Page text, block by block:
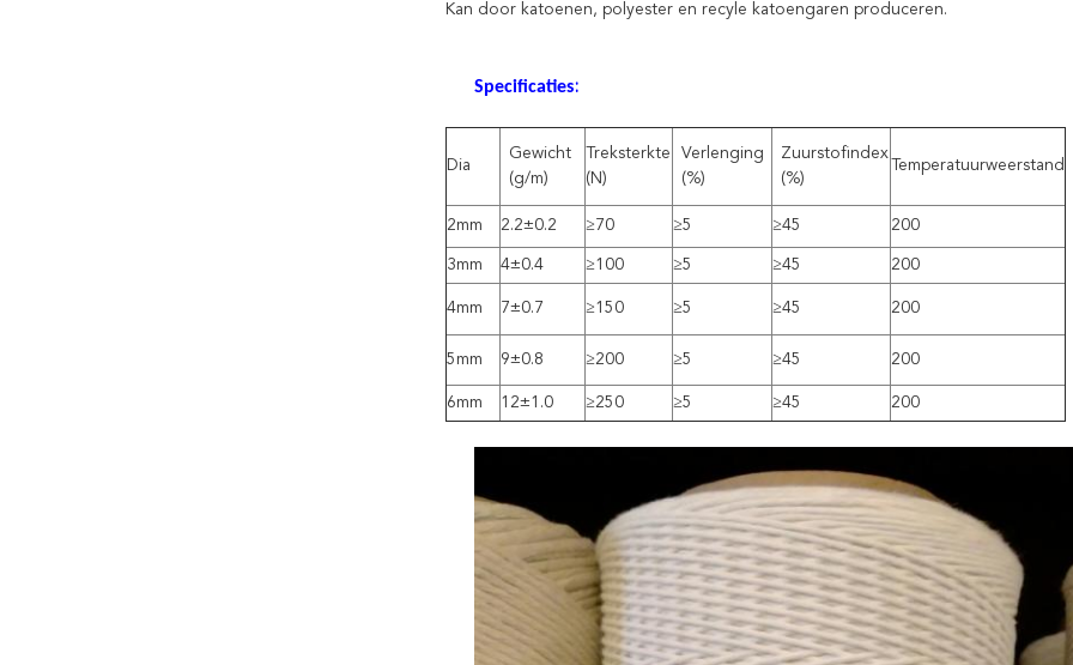
Kan door katoenen, polyester en recyle katoengaren produceren.
Specificaties:
Dia
Gewicht
(g/m)
Treksterkte
(N)
Verlenging
(%)
Zuurstofindex
(%)
Temperatuurweerstand
2mm 2.2±0.2 ≥70 ≥5 ≥45 200
3mm 4±0.4 ≥100 ≥5 ≥45 200
4mm 7±0.7 ≥150 ≥5 ≥45 200
5mm 9±0.8 ≥200 ≥5 ≥45 200
6mm 12±1.0 ≥250 ≥5 ≥45 200